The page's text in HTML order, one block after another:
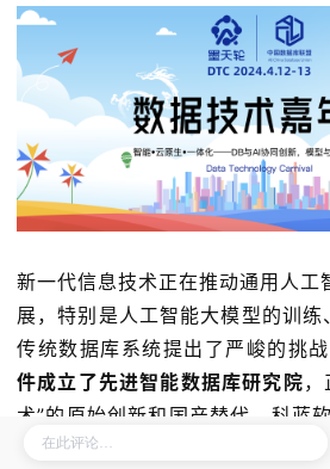
新一代信息技术正在推动通用人工
展，特别是人工智能大模型的训
传统数据库系统提出了严峻的挑
件成立了先进智能数据库研究院，
术”的原始创新和国产替代。科蓝
领军企业，其自主研发的